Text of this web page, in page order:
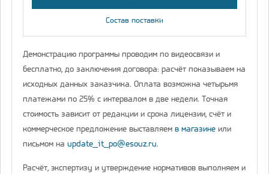
Состав поставки
Демонстрацию программы проводим по видеосвязи и
бесплатно, до заключения договора: расчёт показываем на
исходных данных заказчика. Оплата возможна четырьмя
платежами по 25% с интервалом в две недели. Точная
стоимость зависит от редакции и срока лицензии, счёт и
коммерческое предложение выставляем в магазине или
письмом на update_it_po@esouz.ru.
Расчёт, экспертизу и утверждение нормативов выполняем и